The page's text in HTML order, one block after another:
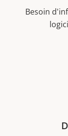
Besoin